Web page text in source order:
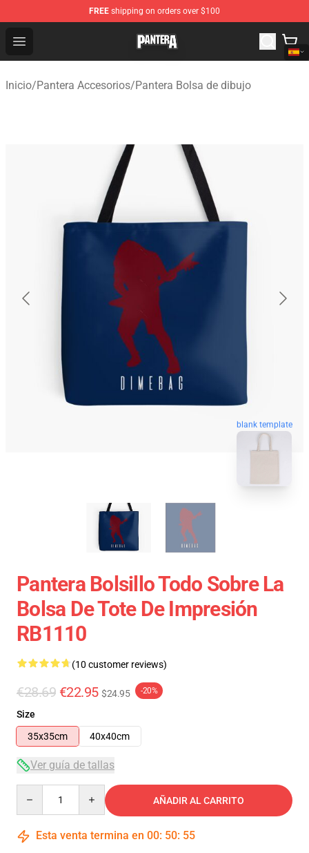
FREE shipping on orders over $100
Open menu
Pantera Store - Official Pantera Merchandise Shop
Inicio/Pantera Accesorios/Pantera Bolsa de dibujo
blank template
Pantera Bolsillo Todo Sobre La
Bolsa De Tote De Impresión
RB1110
(10 customer reviews)
€28.69 €22.95 $24.95 -20%
Size
35x35cm
40x40cm
Ver guía de tallas
AÑADIR AL CARRITO
Esta venta termina en 00: 50: 54